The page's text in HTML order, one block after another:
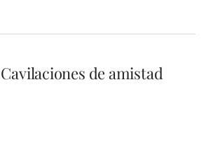
Cavilaciones de amistad